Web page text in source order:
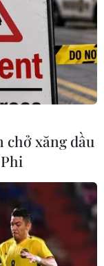
chở xăng dầu